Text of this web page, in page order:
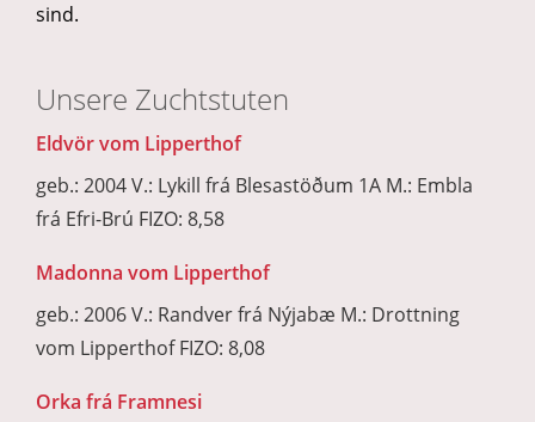
sind.
Unsere Zuchtstuten
Eldvör vom Lipperthof
geb.: 2004 V.: Lykill frá Blesastöðum 1A M.: Embla
frá Efri-Brú FIZO: 8,58
Madonna vom Lipperthof
geb.: 2006 V.: Randver frá Nýjabæ M.: Drottning
vom Lipperthof FIZO: 8,08
Orka frá Framnesi